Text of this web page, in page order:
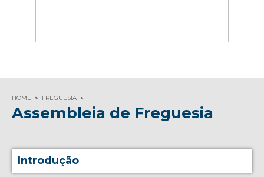
HOME FREGUESIA
Assembleia de Freguesia
Introdução